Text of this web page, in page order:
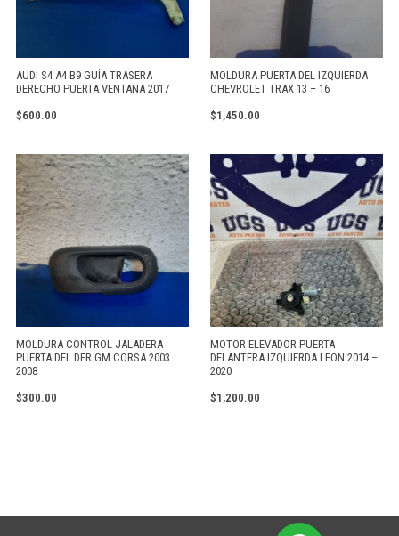
AUDI S4 A4 B9 GUÍA TRASERA
DERECHO PUERTA VENTANA 2017
$600.00
MOLDURA PUERTA DEL IZQUIERDA
CHEVROLET TRAX 13 – 16
$1,450.00
MOLDURA CONTROL JALADERA
PUERTA DEL DER GM CORSA 2003
2008
$300.00
MOTOR ELEVADOR PUERTA
DELANTERA IZQUIERDA LEON 2014 –
2020
$1,200.00